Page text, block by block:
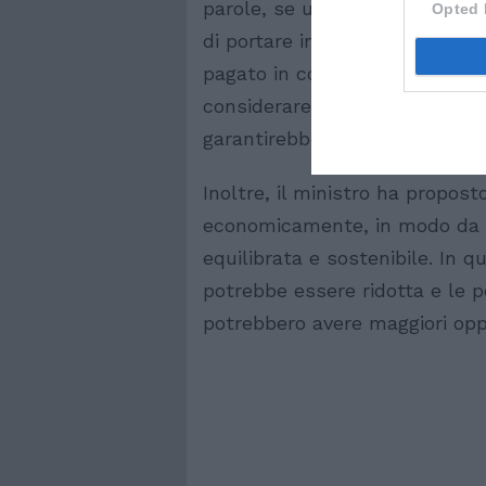
Opted
parole, se un’azienda ha
di portare in Italia le persone
pagato in conformità con i
considerare gli immigrati
garantirebbe loro il rispetto
Inoltre, il ministro ha
economicamente, in modo
equilibrata e sostenibile. In
potrebbe essere ridotta e le
potrebbero avere maggiori